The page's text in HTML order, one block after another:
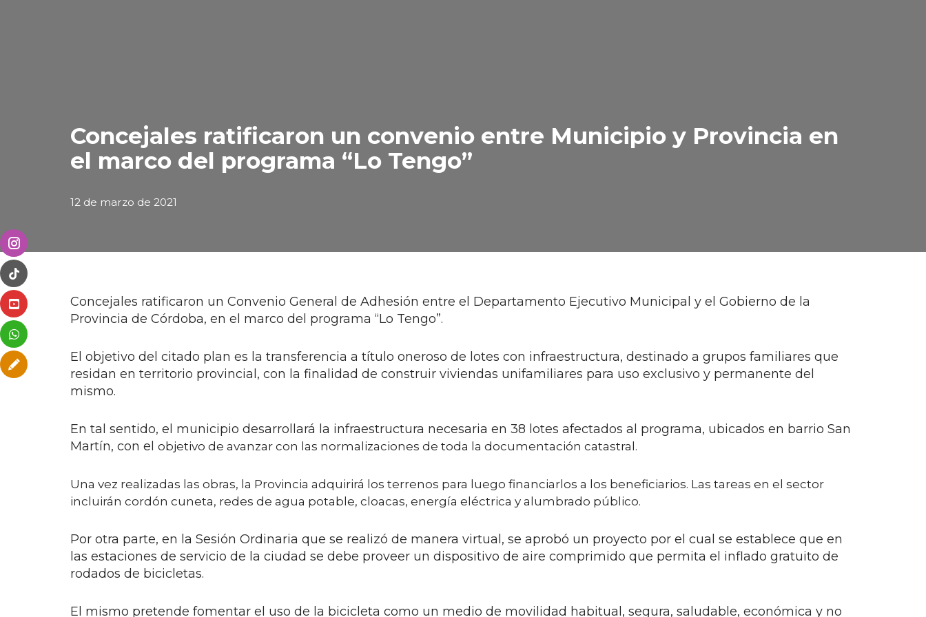
Concejales ratificaron un convenio entre Municipio y Provincia en
el marco del programa “Lo Tengo”
12 de marzo de 2021
Concejales ratificaron un Convenio General de Adhesión entre el Departamento Ejecutivo Municipal y el Gobierno de la
Provincia de Córdoba, en el marco del programa “Lo Tengo”.
El objetivo del citado plan es la transferencia a título oneroso de lotes con infraestructura, destinado a grupos familiares que
residan en territorio provincial, con la finalidad de construir viviendas unifamiliares para uso exclusivo y permanente del
mismo.
En tal sentido, el municipio desarrollará la infraestructura necesaria en 38 lotes afectados al programa, ubicados en barrio San
Martín, con el objetivo de avanzar con las normalizaciones de toda la documentación catastral.
Una vez realizadas las obras, la Provincia adquirirá los terrenos para luego financiarlos a los beneficiarios. Las tareas en el sector
incluirán cordón cuneta, redes de agua potable, cloacas, energía eléctrica y alumbrado público.
Por otra parte, en la Sesión Ordinaria que se realizó de manera virtual, se aprobó un proyecto por el cual se establece que en
las estaciones de servicio de la ciudad se debe proveer un dispositivo de aire comprimido que permita el inflado gratuito de
rodados de bicicletas.
El mismo pretende fomentar el uso de la bicicleta como un medio de movilidad habitual, segura, saludable, económica y no